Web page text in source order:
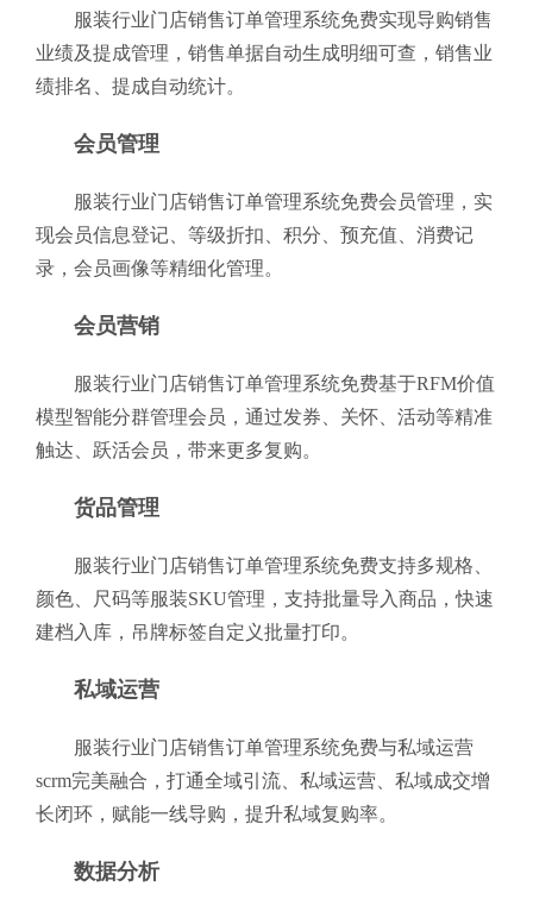
服装行业门店销售订单管理系统免费实现导购销售
业绩及提成管理，销售单据自动生成明细可查，销售业
绩排名、提成自动统计。
会员管理
服装行业门店销售订单管理系统免费会员管理，实
现会员信息登记、等级折扣、积分、预充值、消费记
录，会员画像等精细化管理。
会员营销
服装行业门店销售订单管理系统免费基于RFM价值
模型智能分群管理会员，通过发券、关怀、活动等精准
触达、跃活会员，带来更多复购。
货品管理
服装行业门店销售订单管理系统免费支持多规格、
颜色、尺码等服装SKU管理，支持批量导入商品，快速
建档入库，吊牌标签自定义批量打印。
私域运营
服装行业门店销售订单管理系统免费与私域运营
scrm完美融合，打通全域引流、私域运营、私域成交增
长闭环，赋能一线导购，提升私域复购率。
数据分析